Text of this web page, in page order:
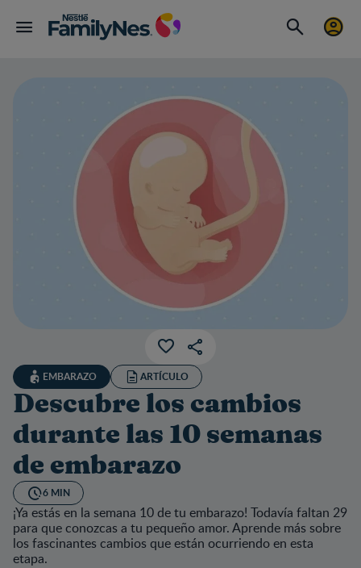
EMBARAZO ARTÍCULO
Descubre los cambios
durante las 10 semanas
de embarazo
6 MIN
¡Ya estás en la semana 10 de tu embarazo! Todavía faltan 29
para que conozcas a tu pequeño amor. Aprende más sobre
los fascinantes cambios que están ocurriendo en esta
etapa.